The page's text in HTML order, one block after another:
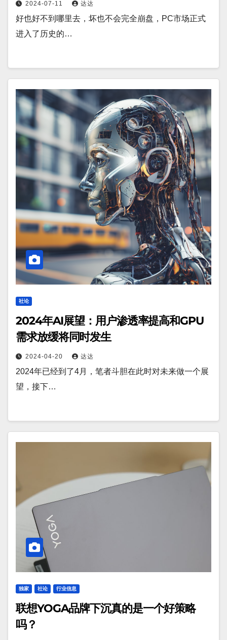
2024-07-11 达达
好也好不到哪里去，坏也不会完全崩盘，PC市场正式
进入了历史的…
社论
2024年AI展望：用户渗透率提高和GPU
需求放缓将同时发生
2024-04-20 达达
2024年已经到了4月，笔者斗胆在此时对未来做一个展
望，接下…
独家 社论 行业信息
联想YOGA品牌下沉真的是一个好策略
吗？